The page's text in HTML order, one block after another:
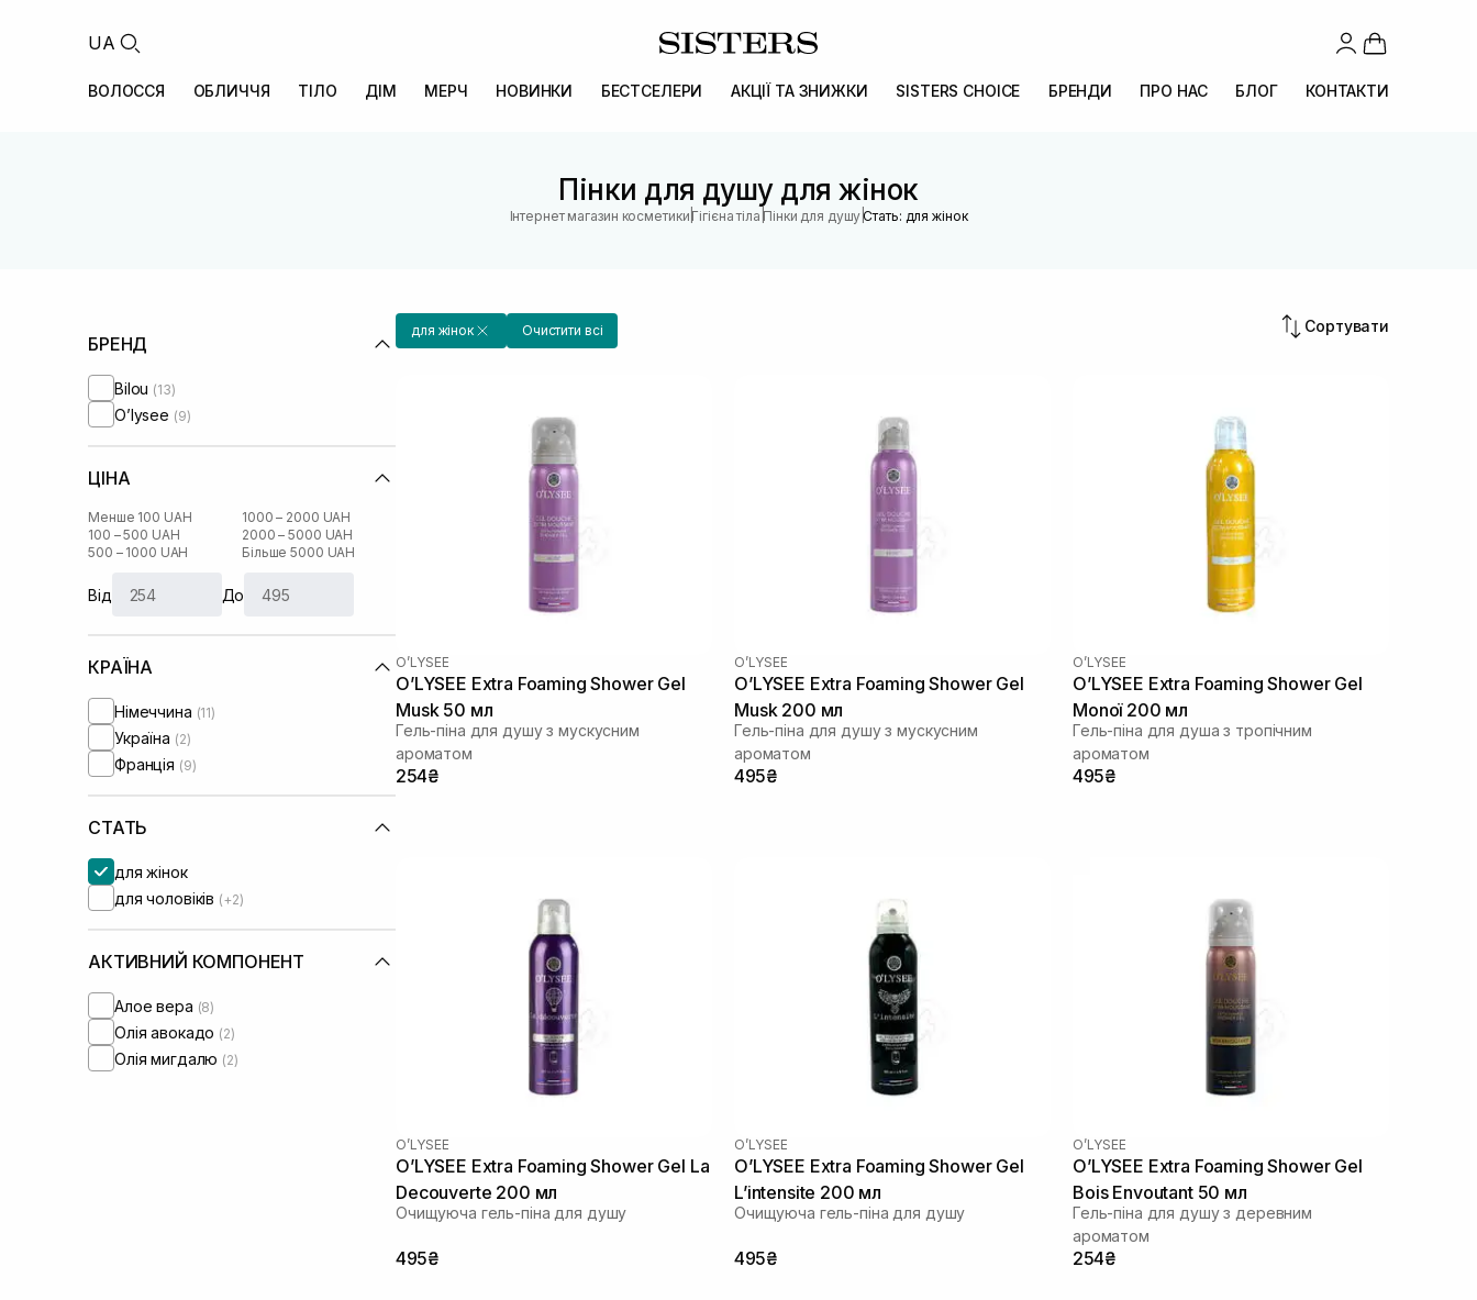
UA
ВОЛОССЯ ОБЛИЧЧЯ ТІЛО ДІМ МЕРЧ НОВИНКИ БЕСТСЕЛЕРИ АКЦІЇ ТА ЗНИЖКИ SISTERS CHOICE БРЕНДИ ПРО НАС БЛОГ КОНТАКТИ
Пінки для душу для жінок
Інтернет магазин косметики |Гігієна тіла |Пінки для душу |Стать: для жінок
БРЕНД
Bilou (13)
O’lysee (9)
ЦІНА
Менше 100 UAH
100 – 500 UAH
500 – 1000 UAH
1000 – 2000 UAH
2000 – 5000 UAH
Більше 5000 UAH
Від До
КРАЇНА
Німеччина (11)
Україна (2)
Франція (9)
СТАТЬ
для жінок
для чоловіків (+2)
АКТИВНИЙ КОМПОНЕНТ
Алое вера (8)
Олія авокадо (2)
Олія мигдалю (2)
для жінок Очистити всі Сортувати
O’LYSEE
O’LYSEE Extra Foaming Shower Gel
Musk 50 мл
Гель-піна для душу з мускусним
ароматом
254₴
O’LYSEE
O’LYSEE Extra Foaming Shower Gel
Musk 200 мл
Гель-піна для душу з мускусним
ароматом
495₴
O’LYSEE
O’LYSEE Extra Foaming Shower Gel
Monoї 200 мл
Гель-піна для душа з тропічним
ароматом
495₴
O’LYSEE
O’LYSEE Extra Foaming Shower Gel La
Decouverte 200 мл
Очищуюча гель-піна для душу
495₴
O’LYSEE
O’LYSEE Extra Foaming Shower Gel
L’intensite 200 мл
Очищуюча гель-піна для душу
495₴
O’LYSEE
O’LYSEE Extra Foaming Shower Gel
Bois Envoutant 50 мл
Гель-піна для душу з деревним
ароматом
254₴